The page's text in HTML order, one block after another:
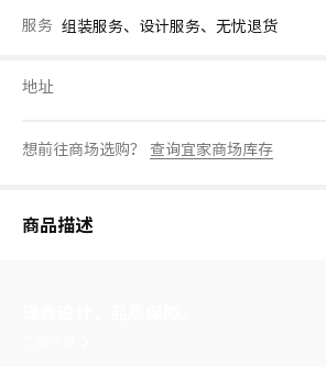
服务 组装服务、设计服务、无忧退货
地址
想前往商场选购？ 查询宜家商场库存
商品描述